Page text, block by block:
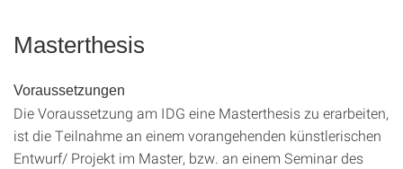
Masterthesis
Voraussetzungen
Die Voraussetzung am IDG eine Masterthesis zu erarbeiten,
ist die Teilnahme an einem vorangehenden künstlerischen
Entwurf/ Projekt im Master, bzw. an einem Seminar des